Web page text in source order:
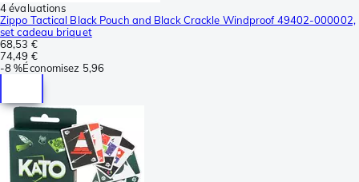
4 évaluations
Zippo Tactical Black Pouch and Black Crackle Windproof 49402-000002,
set cadeau briquet
68,53 €
74,49 €
-8 %Économisez 5,96